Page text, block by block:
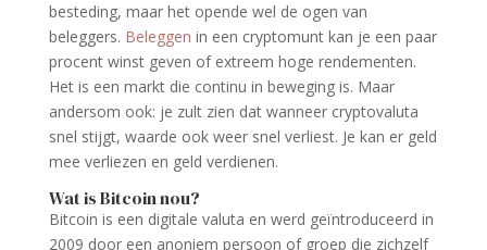
besteding, maar het opende wel de ogen van
beleggers. Beleggen in een cryptomunt kan je een paar
procent winst geven of extreem hoge rendementen.
Het is een markt die continu in beweging is. Maar
andersom ook: je zult zien dat wanneer cryptovaluta
snel stijgt, waarde ook weer snel verliest. Je kan er geld
mee verliezen en geld verdienen.
Wat is Bitcoin nou?
Bitcoin is een digitale valuta en werd geïntroduceerd in
2009 door een anoniem persoon of groep die zichzelf